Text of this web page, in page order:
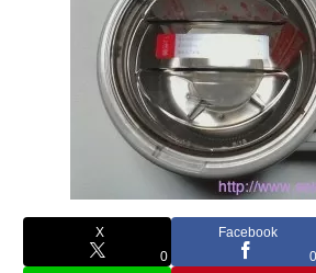
X
0
Facebook
0